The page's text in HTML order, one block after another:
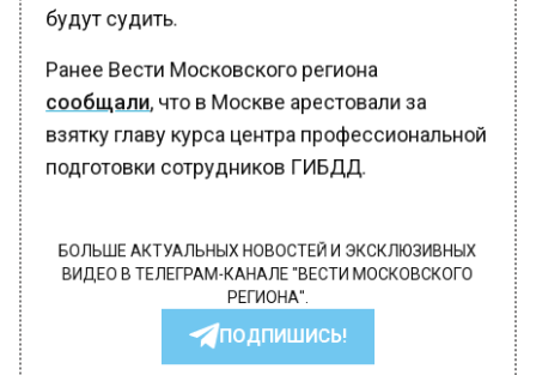
будут судить.
Ранее Вести Московского региона
сообщали, что в Москве арестовали за
взятку главу курса центра профессиональной
подготовки сотрудников ГИБДД.
БОЛЬШЕ АКТУАЛЬНЫХ НОВОСТЕЙ И ЭКСКЛЮЗИВНЫХ
ВИДЕО В ТЕЛЕГРАМ-КАНАЛЕ "ВЕСТИ МОСКОВСКОГО
РЕГИОНА".
ПОДПИШИСЬ!